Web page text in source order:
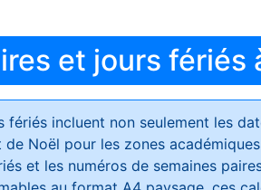
et jours fériés
fériésincluent non seulement les
Noël pour les zones académiques
et les numéros de semaines